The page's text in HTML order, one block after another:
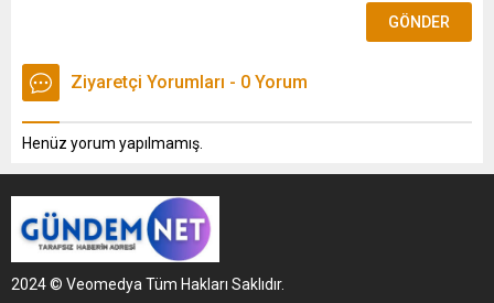
Ziyaretçi Yorumları - 0 Yorum
Henüz yorum yapılmamış.
2024 © Veomedya Tüm Hakları Saklıdır.